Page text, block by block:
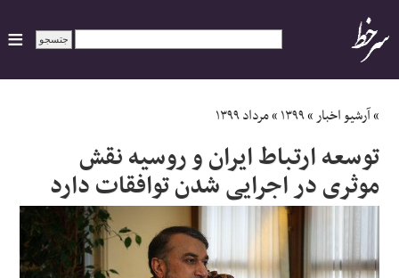
ایران
سیاسی
اقتصاد
ورزشی
»آرشیو اخبار»۱۳۹۹»مرداد ۱۳۹۹
توسعه ارتباط ایران و روسیه نقش
موثری در اجرایی شدن توافقات دارد